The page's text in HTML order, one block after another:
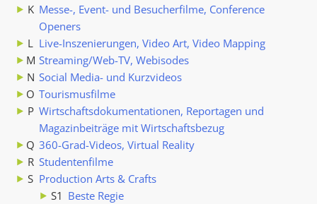
K Messe-, Event- und Besucherfilme, Conference
Openers
L
Live-Inszenierungen, Video Art, Video Mapping
M Streaming/Web-TV, Webisodes
N Social Media- und Kurzvideos
O Tourismusfilme
P Wirtschaftsdokumentationen, Reportagen und
Magazinbeiträge mit Wirtschaftsbezug
Q 360-Grad-Videos, Virtual Reality
R Studentenfilme
S Production Arts & Crafts
S1 Beste Regie